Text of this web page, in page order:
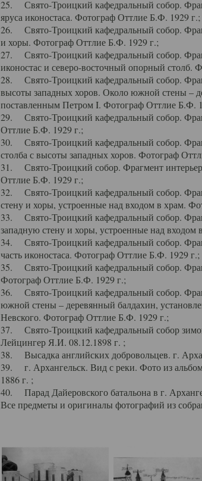
25. Свято-Троицкий кафедральный собор.
яруса иконостаса. Фотограф Оттлие Б.Ф. 1929 г.;
26. Свято-Троицкий кафедральный собор.
и хоры. Фотограф Оттлие Б.Ф. 1929 г.;
27. Свято-Троицкий кафедральный собор.
иконостас и северо-восточный опорный столб.
28. Свято-Троицкий кафедральный собор.
высоты западных хоров. Около южной стены –
поставленным Петром I. Фотограф Оттлие Б.Ф.
29. Свято-Троицкий кафедральный собор.
Оттлие Б.Ф. 1929 г.;
30. Свято-Троицкий кафедральный собор.
столба с высоты западных хоров. Фотограф
31. Свято-Троицкий собор. Фрагмент
Оттлие Б.Ф. 1929 г.;
32. Свято-Троицкий кафедральный собор.
стену и хоры, устроенные над входом в храм.
33. Свято-Троицкий кафедральный собор.
западную стену и хоры, устроенные над
34. Свято-Троицкий кафедральный собор.
часть иконостаса. Фотограф Оттлие Б.Ф. 1929 г.;
35. Свято-Троицкий кафедральный собор.
Фотограф Оттлие Б.Ф. 1929 г.;
36. Свято-Троицкий кафедральный собор.
южной стены – деревянный балдахин,
Невского. Фотограф Оттлие Б.Ф. 1929 г.;
37. Свято-Троицкий кафедральный собор
Лейцингер Я.И. 08.12.1898 г. ;
38. Высадка английских добровольцев. г.
39. г. Архангельск. Вид с реки. Фото из
1886 г. ;
40. Парад Дайеровского батальона в г.
Все предметы и оригиналы фотографий из